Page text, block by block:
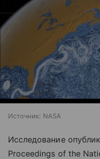
Источник: NASA
Исследование
Proceedings of the